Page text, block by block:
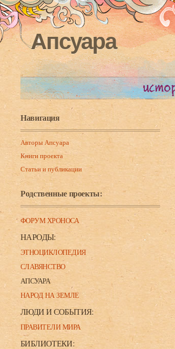
Апсуара
Навигация
Авторы Апсуара
Книги проекта
Статьи и публикации
Родственные проекты:
ФОРУМ ХРОНОСА
НАРОДЫ:
ЭТНОЦИКЛОПЕДИЯ
СЛАВЯНСТВО
АПСУАРА
НАРОД НА ЗЕМЛЕ
ЛЮДИ И СОБЫТИЯ:
ПРАВИТЕЛИ МИРА
БИБЛИОТЕКИ: